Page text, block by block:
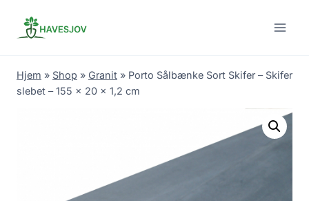
Hjem » Shop » Granit » Porto Sålbænke Sort Skifer – Skifer
slebet – 155 x 20 x 1,2 cm